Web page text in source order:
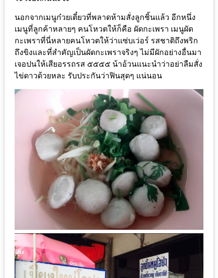
แม่ค้า
สวย
ร้าน
รวย
เสน่ห์
ที่
ต้อง
ไป
ลอง
16
ร้าน
อร่อย
ที่
ต้อง
มา
ลอง
ถนน
นอกจากเมนูก๋วยเตี๋ยวที่พลาดห้ามสั่งลูกชิ้นแล้ว อีกหนึ่ง
เมนูที่ลูกค้าหลายๆ คนโหวตให้ก็คือ ผัดกะเพรา เมนูผัด
กะเพราที่นี่หลายคนโหวตให้ว่าแซ่บเว่อร์ รสชาติถึงพริก
ถึงขิงและที่สำคัญเป็นผัดกะเพราจริงๆ ไม่มีผักอย่างอื่นมา
เจอปนให้เสียอรรถรส ๕๕๕๕ น้าอ้วนแนะนำว่าอย่าลืมสั่ง
ไข่ดาวด้วยหละ รับประกันว่าฟินสุดๆ แน่นอน